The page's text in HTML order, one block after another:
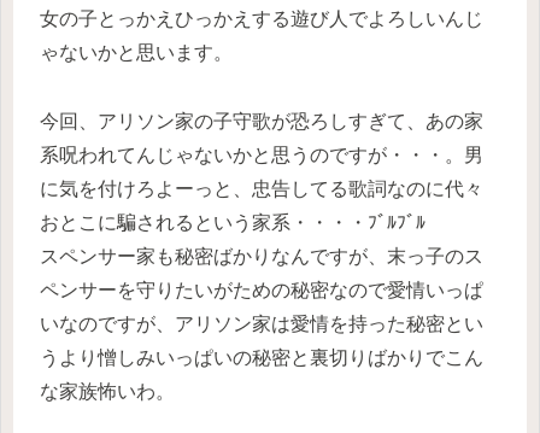
女の子とっかえひっかえする遊び人でよろしいんじ
ゃないかと思います。
今回、アリソン家の子守歌が恐ろしすぎて、あの家
系呪われてんじゃないかと思うのですが・・・。男
に気を付けろよーっと、忠告してる歌詞なのに代々
おとこに騙されるという家系・・・・ﾌﾞﾙﾌﾞﾙ
スペンサー家も秘密ばかりなんですが、末っ子のス
ペンサーを守りたいがための秘密なので愛情いっぱ
いなのですが、アリソン家は愛情を持った秘密とい
うより憎しみいっぱいの秘密と裏切りばかりでこん
な家族怖いわ。